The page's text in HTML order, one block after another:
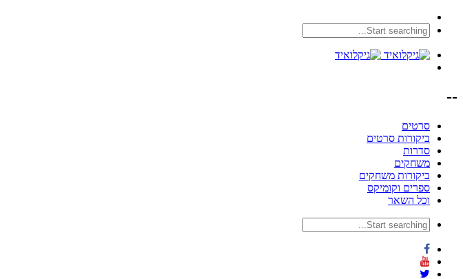
--
סרטים
ביקורות סרטים
סדרות
משחקים
ביקורות משחקים
ספרים וקומיקס
וכל השאר